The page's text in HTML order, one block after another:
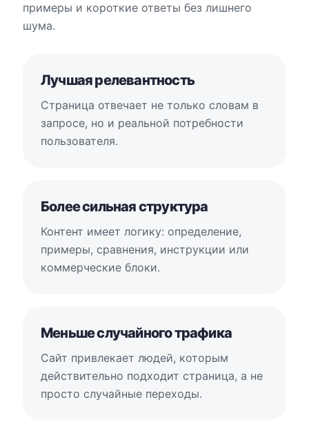
примеры и короткие ответы без лишнего
шума.
Лучшая релевантность
Страница отвечает не только словам в
запросе, но и реальной потребности
пользователя.
Более сильная структура
Контент имеет логику: определение,
примеры, сравнения, инструкции или
коммерческие блоки.
Меньше случайного трафика
Сайт привлекает людей, которым
действительно подходит страница, а не
просто случайные переходы.